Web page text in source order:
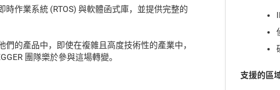
作業系統 (RTOS) 與軟體函式庫，並提供完整的
的產品中，即使在複雜且高度技術性的產業中，
團隊樂於參與這場轉變。
支援的區